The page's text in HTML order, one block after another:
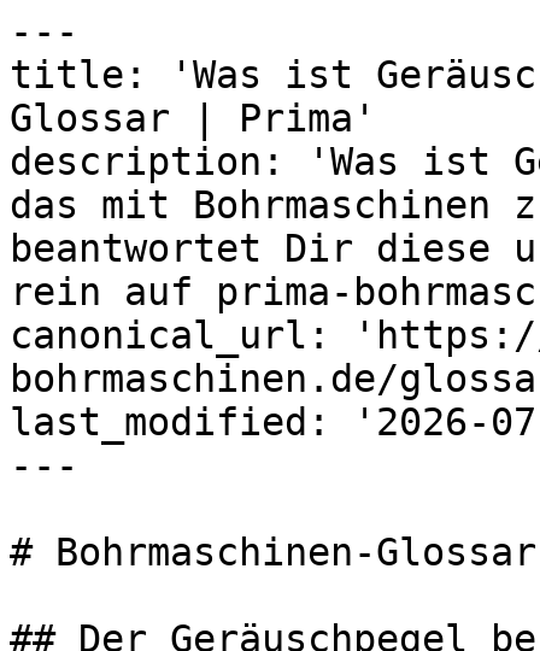
---
title: 'Was ist
Glossar | Prima'
description: 'Was ist
das mit Bohrmaschinen
beantwortet Dir diese
rein auf prima-
canonical_url: 'https://
bohrmaschinen.de/
last_modified: '2026-
---
# Bohrmaschinen-
## Der Geräuschpegel